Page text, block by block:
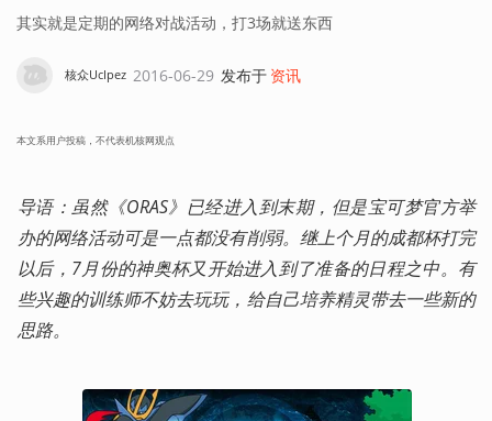
其实就是定期的网络对战活动，打3场就送东西
核众UcIpez 2016-06-29 发布于 资讯
本文系用户投稿，不代表机核网观点
导语：虽然《ORAS》已经进入到末期，但是宝可梦官方举
办的网络活动可是一点都没有削弱。继上个月的成都杯打完
以后，7月份的神奥杯又开始进入到了准备的日程之中。有
些兴趣的训练师不妨去玩玩，给自己培养精灵带去一些新的
思路。